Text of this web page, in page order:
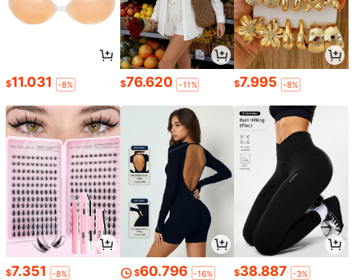
$11.031 -8% $76.620 -11% $7.995 -8%
$7.351 -8% $60.796 -16% $38.887 -3%